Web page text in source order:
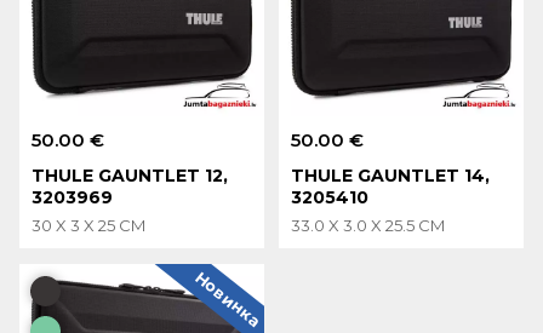
50.00 €
THULE GAUNTLET 12,
3203969
30 X 3 X 25 CM
50.00 €
THULE GAUNTLET 14,
3205410
33.0 X 3.0 X 25.5 CM
Новинка